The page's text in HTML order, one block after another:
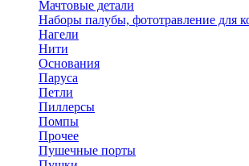
Мачтовые детали
Наборы палубы, фототравление для
Нагели
Нити
Основания
Паруса
Петли
Пиллерсы
Помпы
Прочее
Пушечные порты